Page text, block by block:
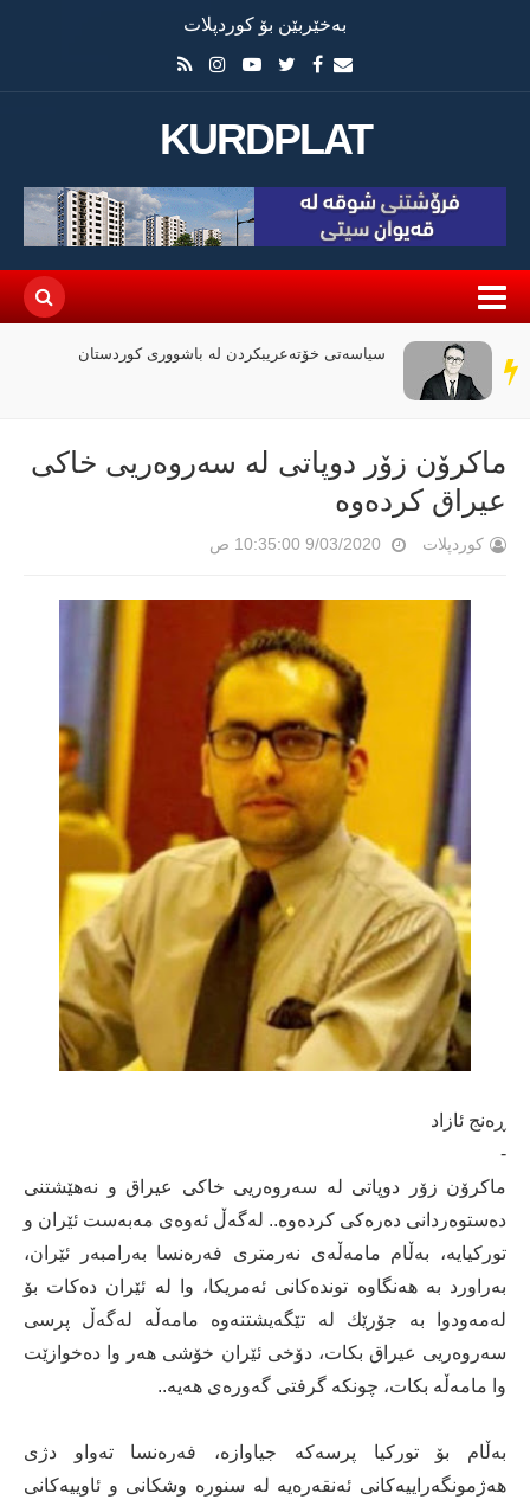
بەخێربێن بۆ کوردپلات
KURDPLAT
سەر
دێڕ
سیاسەتی خۆتەعریبکردن لە باشووری کوردستان
ماكرۆن زۆر دوپاتی لە سەروەریی خاكی
عیراق كردەوە
کوردپلات 9/03/2020 10:35:00 ص
ڕەنج ئازاد‎
-
ماكرۆن زۆر دوپاتی لە سەروەریی خاكی عیراق و نەهێشتنی
دەستوەردانی دەرەكی كردەوە.. لەگەڵ ئەوەی مەبەست ئێران و
توركیایە، بەڵام مامەڵەی نەرمتری فەرەنسا بەرامبەر ئێران،
بەراورد بە هەنگاوە توندەكانی ئەمریكا، وا لە ئێران دەكات بۆ
لەمەودوا بە جۆرێك لە تێگەیشتنەوە مامەڵە لەگەڵ پرسی
سەروەریی عیراق بكات، دۆخی ئێران خۆشی هەر وا دەخوازێت
وا مامەڵە بكات، چونكە گرفتی گەورەی هەیە..
بەڵام بۆ توركیا پرسەكە جیاوازە، فەرەنسا تەواو دژی
هەژمونگەراییەكانی ئەنقەرەیە لە سنورە وشكانی و ئاوییەكانی